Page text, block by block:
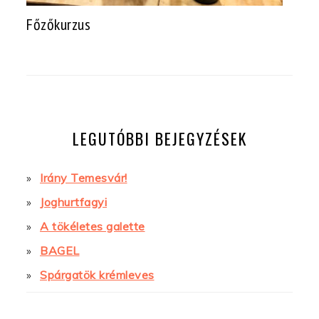
Főzőkurzus
LEGUTÓBBI BEJEGYZÉSEK
Irány Temesvár!
Joghurtfagyi
A tökéletes galette
BAGEL
Spárgatök krémleves